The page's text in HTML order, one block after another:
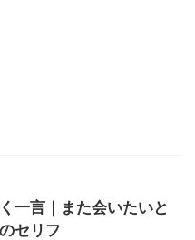
一言｜また会いたいと
セリフ